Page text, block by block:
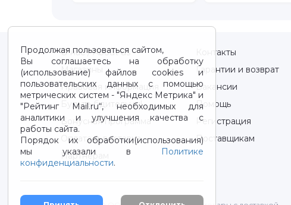
Продолжая пользоваться сайтом,
Вы соглашаетесь на обработку
(использование) файлов cookies и
пользовательских данных с помощью
метрических систем - "Яндекс Метрика" и
"Рейтинг Mail.ru“, необходимых для
аналитики и улучшения качества с
работы сайта.
Порядок их обработки(использования)
мы указали в Политике
конфиденциальности.
О нас / About us
Контакты
Магазины
Гарантии и возврат
Правовая информация
Вакансии
Будьте бдительны!
Помощь
Бонусная программа
Регистрация
Оплата и доставка
Поставщикам
Партнерам